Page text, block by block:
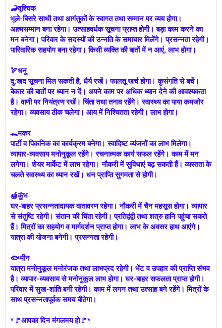
🦂वृश्चिक
भूले-बिसरे साथी तथा आगंतुकों के स्वागत तथा सम्मान पर व्यय होगा।
आत्मसम्मान बना रहेगा। उत्साहवर्धक सूचना प्राप्त होगी। बड़ा काम करने का
मन बनेगा। परिवार के सदस्यों की उन्नति के समाचार मिलेंगे। प्रसन्नता रहेगी।
पारिवारिक सहयोग बना रहेगा। किसी व्यक्ति की बातों में न आएं, लाभ होगा।
🏹धनु
दु:खद सूचना मिल सकती है, धैर्य रखें। फालतू खर्च होगा। कुसंगति से बचें।
बेकार की बातों पर ध्यान न दें। अपने काम पर अधिक ध्यान देने की आवश्यकता
है। वाणी पर नियंत्रण रखें। चिंता तथा तनाव रहेंगे। स्वास्थ्य का पाया कमजोर
रहेगा। व्यवसाय ठीक चलेगा। आय में निश्चितता रहेगी। लाभ होगा।
🐊मकर
पार्टी व पिकनिक का कार्यक्रम बनेगा। स्वादिष्ट व्यंजनों का लाभ मिलेगा।
व्यापार-व्यवसाय मनोनुकूल रहेंगे। रचनात्मक कार्य सफल रहेंगे। काम में मन
लगेगा। शेयर मार्केट में लाभ रहेगा। नौकरी में सुविधाएं बढ़ सकती हैं। व्यस्तता के
चलते स्वास्थ्‍य का ध्यान रखें। धन प्राप्ति सुगमता से होगी।
🍯कुंभ
घर-बाहर प्रसन्नतादायक वातावरण रहेगा। नौकरी में चैन महसूस होगा। व्यापार
से संतुष्टि रहेगी। संतान की चिंता रहेगी। प्रतिद्वंद्वी तथा शत्रु हानि पहुंचा सकते
हैं। मित्रों का सहयोग व मार्गदर्शन प्राप्त होगा। लाभ के अवसर हाथ आएंगे।
यात्रा की योजना बनेगी। प्रसन्नता रहेगी।
🐟मीन
यात्रा मनोनुकूल मनोरंजक तथा लाभप्रद रहेगी। भेंट व उपहार की प्राप्ति संभव
है। व्यापार-व्यवसाय से मनोनुकूल लाभ होगा। घर-बाहर सफलता प्राप्त होगी।
परिवार में सुख-शांति बनी रहेगी। काम में लगन तथा उत्साह बने रहेंगे। मित्रों के
साथ प्रसन्नतापूर्वक समय बीतेगा।
*🚩आपका दिन मंगलमय हो🚩*